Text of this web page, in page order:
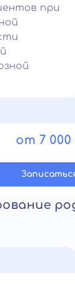
при
от 7 000